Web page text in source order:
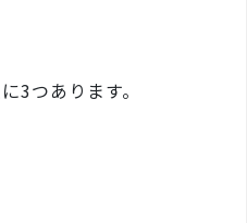
3つあります。